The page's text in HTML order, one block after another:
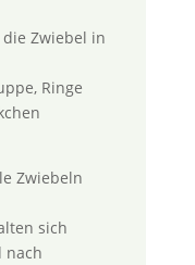
Zwiebel in
Ringe
Zwiebeln
sich
nach